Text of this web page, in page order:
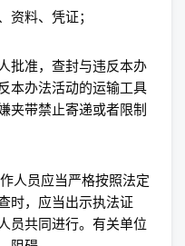
料、凭证；
准，查封与违反本办
本办法活动的运输工具
夹带禁止寄递或者限制
人员应当严格按照法定
时，应当出示执法证
员共同进行。有关单位